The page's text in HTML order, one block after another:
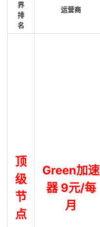
界
排
名
运营商
顶
级
节
点
Green加速
器 9元/每
月